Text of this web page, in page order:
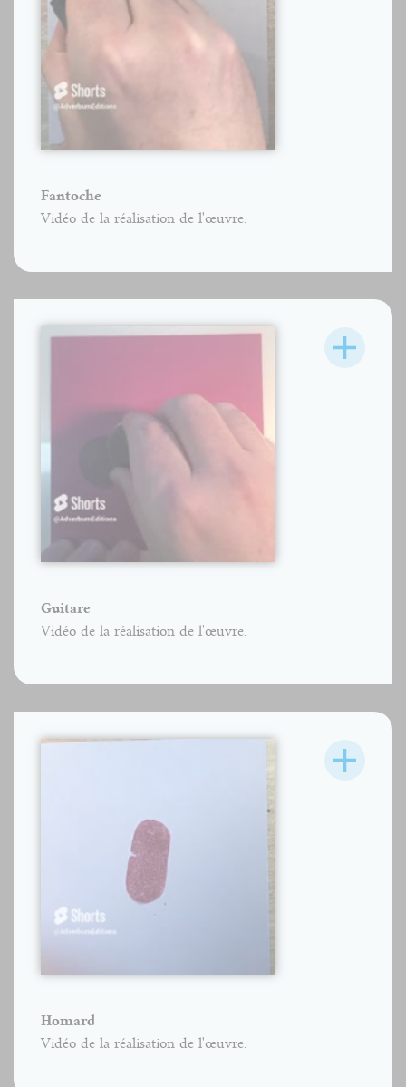
Fantoche
Vidéo de la réalisation de l'œuvre.
Guitare
Vidéo de la réalisation de l'œuvre.
Homard
Vidéo de la réalisation de l'œuvre.